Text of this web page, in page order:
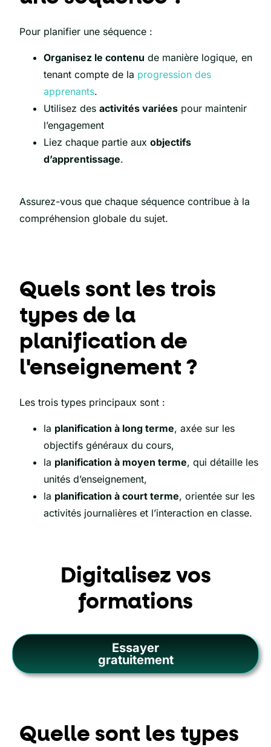
Pour planifier une séquence :
Organisez le contenu de manière logique, en
tenant compte de la progression des
apprenants.
Utilisez desactivités variées pour maintenir
l’engagement
Liez chaque partie auxobjectifs
d’apprentissage.
Assurez-vous que chaque séquence contribue à la
compréhension globale du sujet.
Quels sont les trois
types de la
planification de
l'enseignement ?
Les trois types principaux sont :
la planification à long terme, axée sur les
objectifs généraux du cours,
la planification à moyen terme, qui détaille les
unités d’enseignement,
la planification à court terme, orientée sur les
activités journalières et l’interaction en classe.
Digitalisez vos
formations
Essayer
gratuitement
Quelle sont les types